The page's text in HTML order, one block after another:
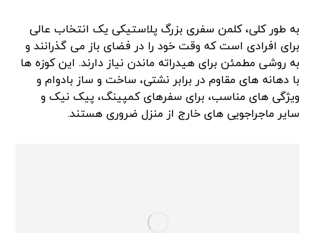
به طور کلی، کلمن سفری بزرگ پلاستیکی یک انتخاب عالی
برای افرادی است که وقت خود را در فضای باز می گذرانند و
به روشی مطمئن برای هیدراته ماندن نیاز دارند. این کوزه ها
با دهانه های مقاوم در برابر نشتی، ساخت و ساز بادوام و
ویژگی های مناسب، برای سفرهای کمپینگ، پیک نیک و
سایر ماجراجویی های خارج از منزل ضروری هستند.